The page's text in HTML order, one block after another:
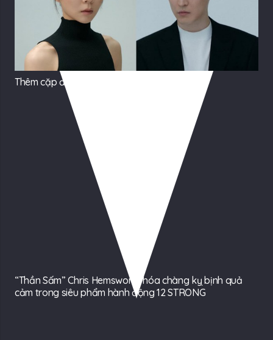
Thêm cặp đôi “phim giả tình thật” cưới kín
“Thần Sấm” Chris Hemsworth hóa chàng kỵ bịnh quả
cảm trong siêu phẩm hành động 12 STRONG